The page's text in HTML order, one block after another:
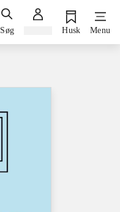
Søg Husk Menu